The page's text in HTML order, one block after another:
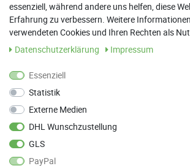
13:00 Uhr - 17:30 Uhr
Sa: 9:00 Uhr - 13:00
Parkett Wanke
essenziell, während andere uns helfen, diese
Erfahrung zu verbessern. Weitere
verwendeten Cookies und Ihren Rechten als
Daten­schutz­erklärung
Impressum
Essenziell
Statistik
Externe Medien
DHL Wunschzustellung
GLS
PayPal